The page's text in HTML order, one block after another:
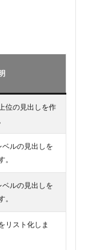
位の見出しを作
ベルの見出しを
。
ベルの見出しを
。
リスト化しま